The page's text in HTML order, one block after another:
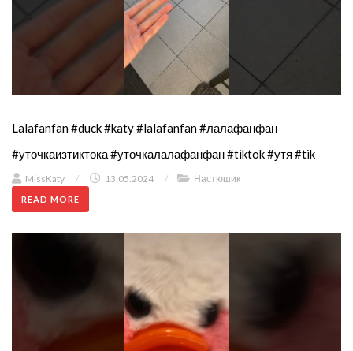
Lalafanfan #duck #katy #lalafanfan #лалафанфан
#уточкаизтиктока #уточкалалафанфан #tiktok #утя #tik
MissKaty / 13.05.2024 / Настюшик
READ MORE